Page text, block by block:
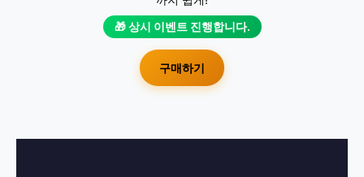
🎁 상시 이벤트 진행합니다.
구매하기